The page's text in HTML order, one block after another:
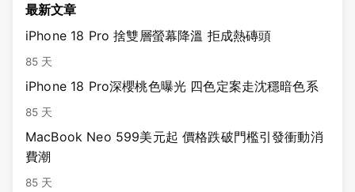
最新文章
iPhone 18 Pro 捨雙層螢幕降溫 拒成熱磚頭
85 天
iPhone 18 Pro深櫻桃色曝光 四色定案走沈穩暗色系
85 天
MacBook Neo 599美元起 價格跌破門檻引發衝動消
費潮
85 天